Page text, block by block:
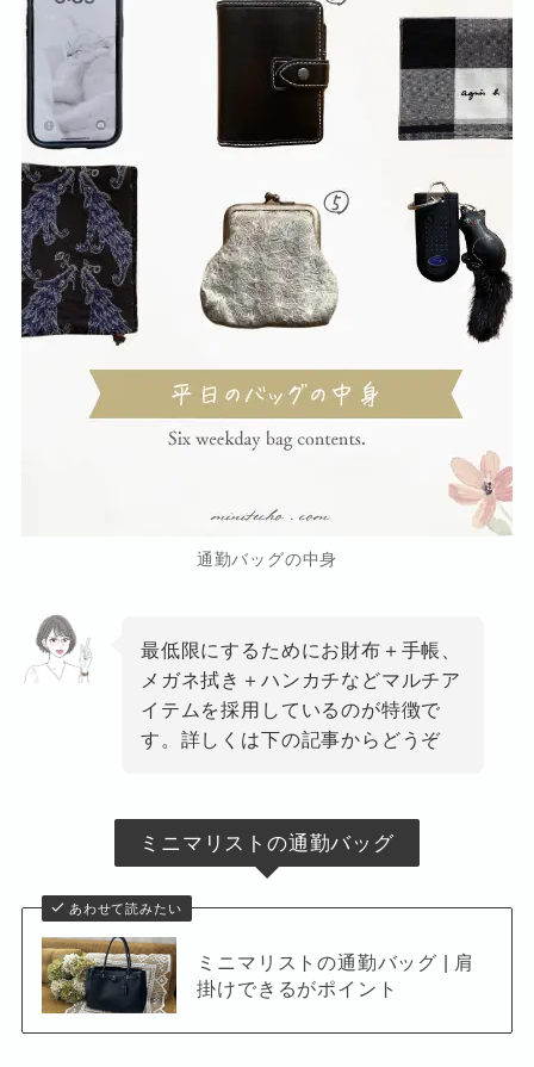
通勤バッグの中身
最低限にするためにお財布＋手帳、
メガネ拭き＋ハンカチなどマルチア
イテムを採用しているのが特徴で
す。詳しくは下の記事からどうぞ
ミニマリストの通勤バッグ
あわせて読みたい
ミニマリストの通勤バッグ | 肩
掛けできるがポイント